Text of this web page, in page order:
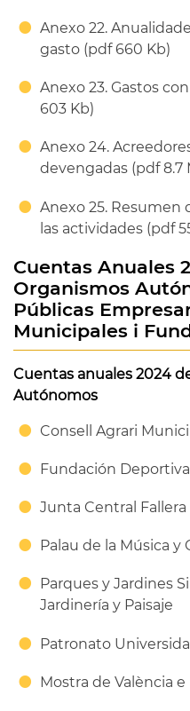
Anexo 22.
gasto (pdf 660 Kb)
Anexo 23. Gastos
603 Kb)
Anexo 24.
devengadas (pdf 8.7
Anexo 25.
las actividades (pdf
Cuentas Anuales
Organismos
Públicas
Municipales i
Cuentas anuales 2024
Autónomos
Consell Agrari
Fundación
Junta Central Fallera
Palau de la Música y
Parques y Jardines
Jardinería y Paisaje
Patronato
Mostra de València